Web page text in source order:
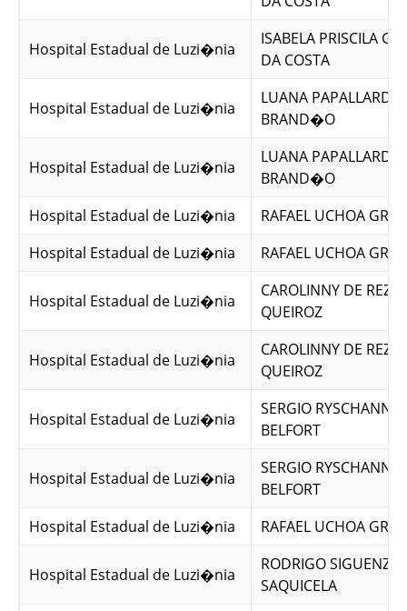
Hospital Estadual de Luzi�nia
ISABELA PRISCILA
DA COSTA
Hospital Estadual de Luzi�nia
LUANA PAPALLARDO
BRAND�O
Hospital Estadual de Luzi�nia
LUANA PAPALLARDO
BRAND�O
Hospital Estadual de Luzi�nia
RAFAEL UCHOA
Hospital Estadual de Luzi�nia
RAFAEL UCHOA
Hospital Estadual de Luzi�nia
CAROLINNY DE
QUEIROZ
Hospital Estadual de Luzi�nia
CAROLINNY DE
QUEIROZ
Hospital Estadual de Luzi�nia
SERGIO RYSCHANNK
BELFORT
Hospital Estadual de Luzi�nia
SERGIO RYSCHANNK
BELFORT
Hospital Estadual de Luzi�nia
RAFAEL UCHOA
Hospital Estadual de Luzi�nia
RODRIGO SIGUENZA
SAQUICELA